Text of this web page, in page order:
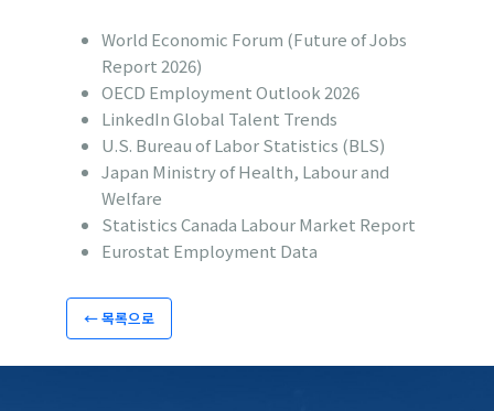
World Economic Forum (Future of Jobs
Report 2026)
OECD Employment Outlook 2026
LinkedIn Global Talent Trends
U.S. Bureau of Labor Statistics (BLS)
Japan Ministry of Health, Labour and
Welfare
Statistics Canada Labour Market Report
Eurostat Employment Data
← 목록으로